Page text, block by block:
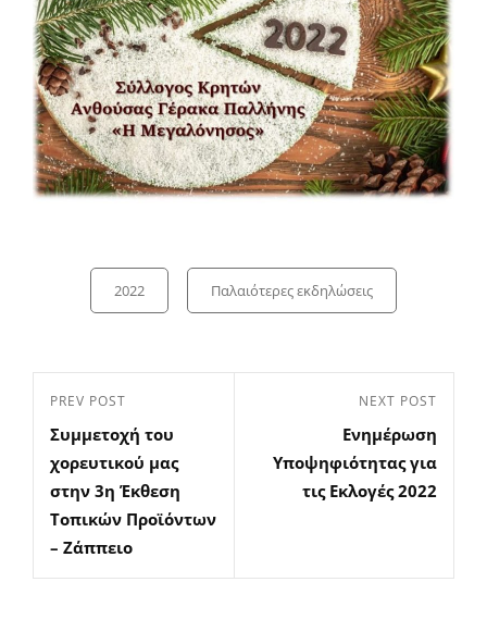
2022 Παλαιότερες εκδηλώσεις
Πλοήγηση
άρθρων
Previous
Post
PREV POST
Συμμετοχή του
χορευτικού μας
στην 3η Έκθεση
Τοπικών Προϊόντων
– Ζάππειο
NEXT POST
Ενημέρωση
Υποψηφιότητας για
τις Εκλογές 2022